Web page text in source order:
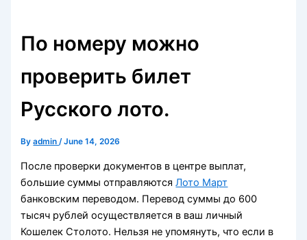
По номеру можно
проверить билет
Русского лото.
Byadmin/June 14, 2026
После проверки документов в центре выплат,
большие суммы отправляютсяЛото Март
банковским переводом. Перевод суммы до 600
тысяч рублей осуществляется в ваш личный
Кошелек Столото. Нельзя не упомянуть, что если в